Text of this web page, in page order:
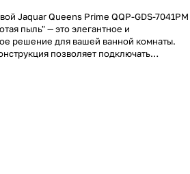
Jaquar Queens Prime QQP-GDS-7041PM
пыль" — это элегантное и
решение для вашей ванной комнаты.
позволяет подключать
элементы, делая использование еще